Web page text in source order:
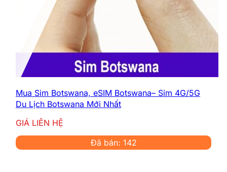
Mua Sim Botswana, eSIM Botswana– Sim 4G/5G
Du Lịch Botswana Mới Nhất
GIÁ LIÊN HỆ
Đã bán: 142